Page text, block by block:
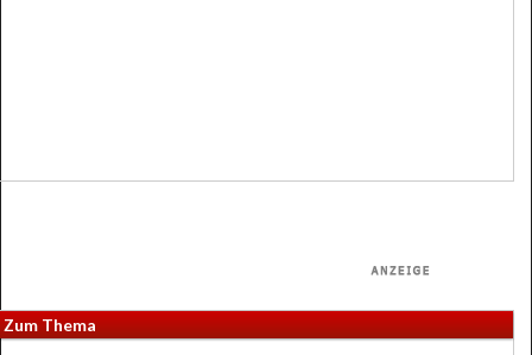
Zum Thema